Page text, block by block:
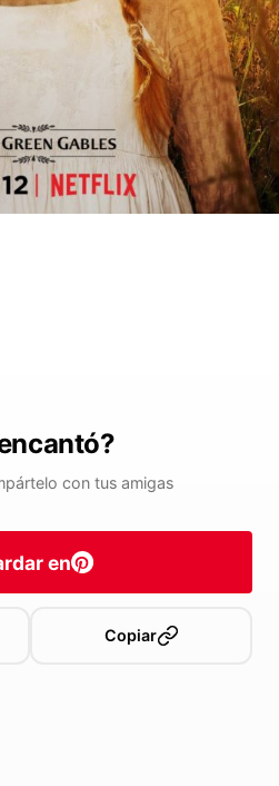
con tus amigas
en
Copiar